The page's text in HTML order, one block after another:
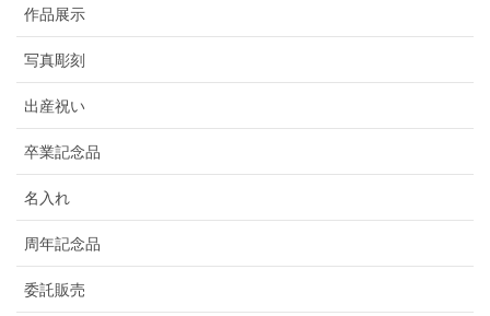
作品展示
写真彫刻
出産祝い
卒業記念品
名入れ
周年記念品
委託販売